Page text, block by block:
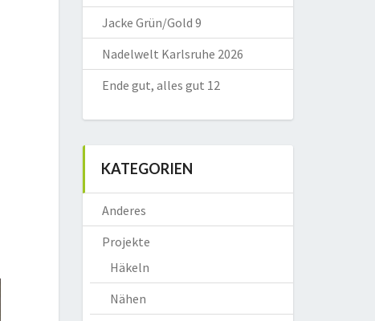
Jacke Grün/Gold 9
Nadelwelt Karlsruhe 2026
Ende gut, alles gut 12
KATEGORIEN
Anderes
Projekte
Häkeln
Nähen